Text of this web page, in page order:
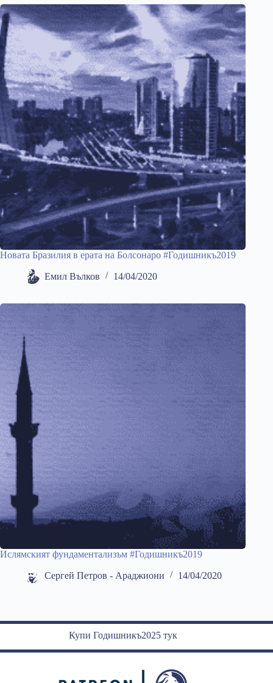
Новата Бразилия в ерата на Болсонаро #Годишникъ2019
Емил Вълков 14/04/2020
Ислямският фундаментализъм #Годишникъ2019
Сергей Петров - Араджиони 14/04/2020
Купи Годишникъ2025 тук